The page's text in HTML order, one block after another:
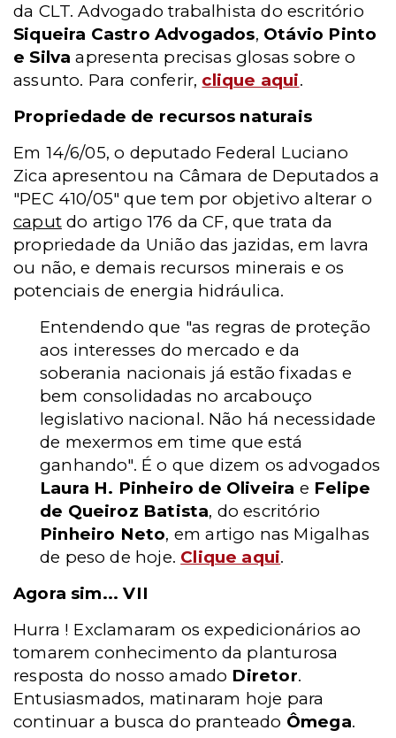
da CLT. Advogado trabalhista do escritório
Siqueira Castro Advogados, Otávio Pinto
e Silva apresenta precisas glosas sobre o
assunto. Para conferir, clique aqui.
Propriedade de recursos naturais
Em 14/6/05, o deputado Federal Luciano
Zica apresentou na Câmara de Deputados a
"PEC 410/05" que tem por objetivo alterar o
caputdo artigo 176 da CF, que trata da
propriedade da União das jazidas, em lavra
ou não, e demais recursos minerais e os
potenciais de energia hidráulica.
Entendendo que "as regras de proteção
aos interesses do mercado e da
soberania nacionais já estão fixadas e
bem consolidadas no arcabouço
legislativo nacional. Não há necessidade
de mexermos em time que está
ganhando". É o que dizem os advogados
Laura H. Pinheiro de Oliveira e Felipe
de Queiroz Batista, do escritório
Pinheiro Neto, em artigo nas Migalhas
de peso de hoje. Clique aqui.
Agora sim... VII
Hurra ! Exclamaram os expedicionários ao
tomarem conhecimento da planturosa
resposta do nosso amado Diretor.
Entusiasmados, matinaram hoje para
continuar a busca do pranteado Ômega.